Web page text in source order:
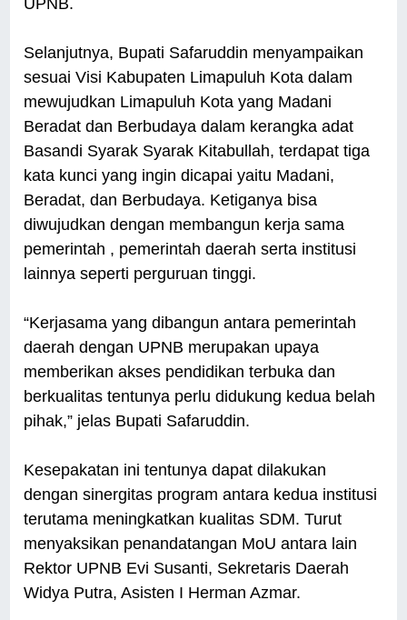
Selanjutnya, Bupati Safaruddin menyampaikan
sesuai Visi Kabupaten Limapuluh Kota dalam
mewujudkan Limapuluh Kota yang Madani
Beradat dan Berbudaya dalam kerangka adat
Basandi Syarak Syarak Kitabullah, terdapat tiga
kata kunci yang ingin dicapai yaitu Madani,
Beradat, dan Berbudaya. Ketiganya bisa
diwujudkan dengan membangun kerja sama
pemerintah , pemerintah daerah serta institusi
lainnya seperti perguruan tinggi.
“Kerjasama yang dibangun antara pemerintah
daerah dengan UPNB merupakan upaya
memberikan akses pendidikan terbuka dan
berkualitas tentunya perlu didukung kedua belah
pihak,” jelas Bupati Safaruddin.
Kesepakatan ini tentunya dapat dilakukan
dengan sinergitas program antara kedua institusi
terutama meningkatkan kualitas SDM. Turut
menyaksikan penandatangan MoU antara lain
Rektor UPNB Evi Susanti, Sekretaris Daerah
Widya Putra, Asisten I Herman Azmar.